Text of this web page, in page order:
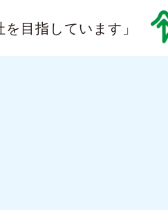
目指しています」